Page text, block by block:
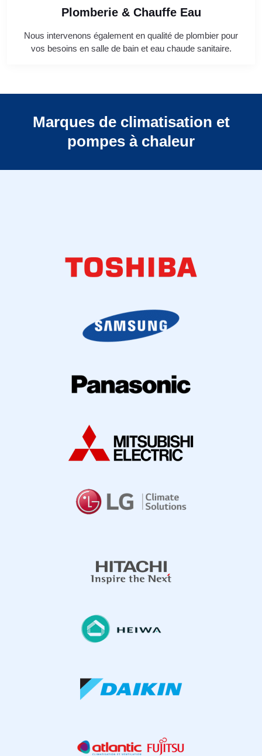
Plomberie & Chauffe Eau
Nous intervenons également en qualité de plombier pour
vos besoins en salle de bain et eau chaude sanitaire.
Marques de climatisation et
pompes à chaleur